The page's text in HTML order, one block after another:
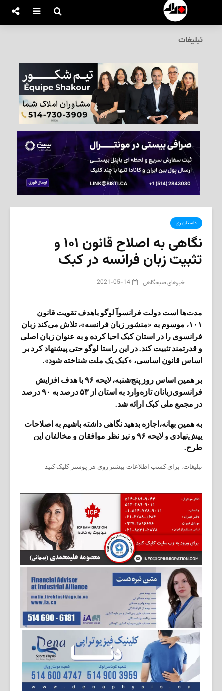
تبلیغات
داستان روز
نگاهی به اصلاح قانون ۱۰۱ و
تثبیت زبان فرانسه در کبک
‌خبرهای صبحگاهی 2021-05-14
مدت‌ها است دولت فرانسوآ لوگو باهدف تقویت قانون
۱۰۱، موسوم به «منشور زبان فرانسه»، تلاش می‌کند زبان
فرانسوی را در استان کبک احیا کرده و به‌ عنوان زبان‌ اصلی
و قدرتمند تثبیت کند. در این راستا لوگو حتی پیشنهاد کرد بر
اساس قانون اساسی، «کبک یک ملت شناخته شود».
بر همین اساس روز پنج‌شنبه، لایحه ۹۶ با هدف افزایش
فرانسوی‌زبانان تازه‌وارد به استان از ۵۳ درصد به ۹۰ درصد
در مجمع ملی کبک ارائه شد.
به همین بهانه،‌اجازه بدهید نگاهی داشته باشیم به اصلاحات
پیش‌نهادی و لایحه ۹۶ و نیز نظر موافقان و مخالفان این
طرح.
تبلیغات: برای کسب اطلاعات بیشتر روی هر پوستر کلیک کنید